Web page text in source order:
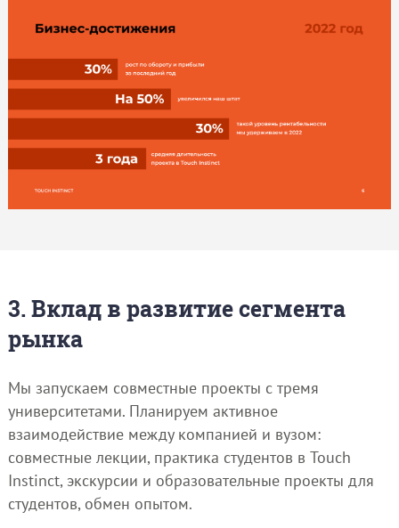
3. Вклад в развитие сегмента
рынка
Мы запускаем совместные проекты с тремя
университетами. Планируем активное
взаимодействие между компанией и вузом:
совместные лекции, практика студентов в Touch
Instinct, экскурсии и образовательные проекты для
студентов, обмен опытом.